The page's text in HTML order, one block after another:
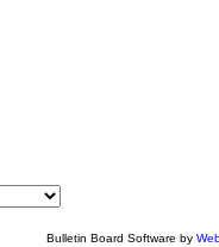
Bulletin Board Software by